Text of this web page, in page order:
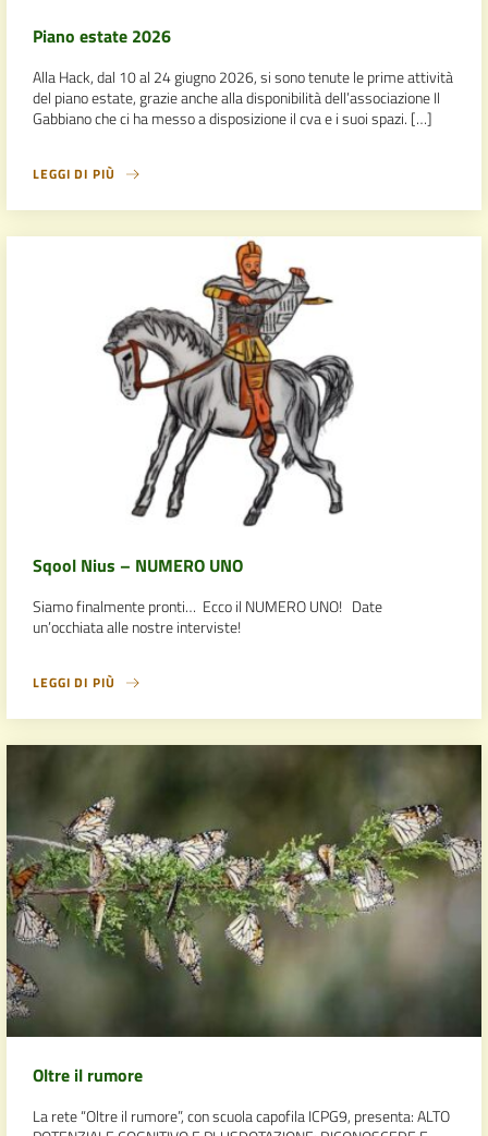
Piano estate 2026
Alla Hack, dal 10 al 24 giugno 2026, si sono tenute le prime attività
del piano estate, grazie anche alla disponibilità dell’associazione Il
Gabbiano che ci ha messo a disposizione il cva e i suoi spazi. […]
LEGGI DI PIÙ
Sqool Nius – NUMERO UNO
Siamo finalmente pronti… Ecco il NUMERO UNO! Date
un’occhiata alle nostre interviste!
LEGGI DI PIÙ
Oltre il rumore
La rete “Oltre il rumore”, con scuola capofila ICPG9, presenta: ALTO